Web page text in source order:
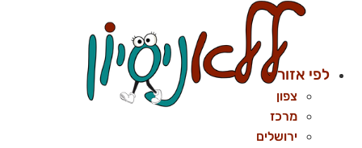
לפי אזור
צפון
מרכז
ירושלים